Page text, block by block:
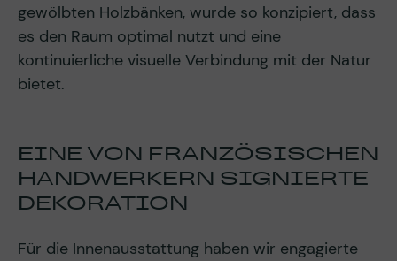
gewölbten Holzbänken, wurde so konzipiert, dass
es den Raum optimal nutzt und eine
kontinuierliche visuelle Verbindung mit der Natur
bietet.
EINE VON FRANZÖSISCHEN
HANDWERKERN SIGNIERTE
DEKORATION
Für die Innenausstattung haben wir engagierte